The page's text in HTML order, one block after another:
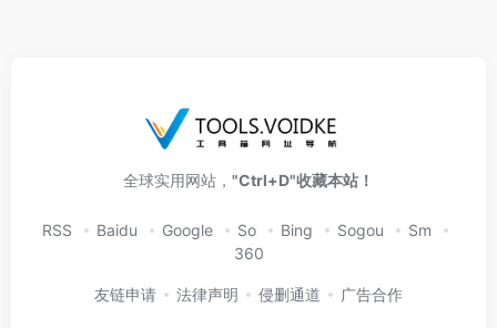
全球实用网站， "Ctrl+D"收藏本站！
RSS Baidu Google So Bing Sogou
Sm
360
友链申请 法律声明 侵删通道 广告合作